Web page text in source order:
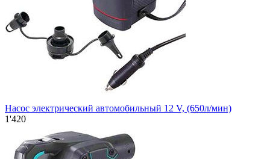
Насос электрический автомобильный 12 V, (650л/мин)
1'420